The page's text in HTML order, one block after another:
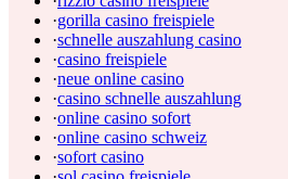
·gorilla casino freispiele
·schnelle auszahlung casino
·casino freispiele
·neue online casino
·casino schnelle auszahlung
·online casino sofort
·online casino schweiz
·sofort casino